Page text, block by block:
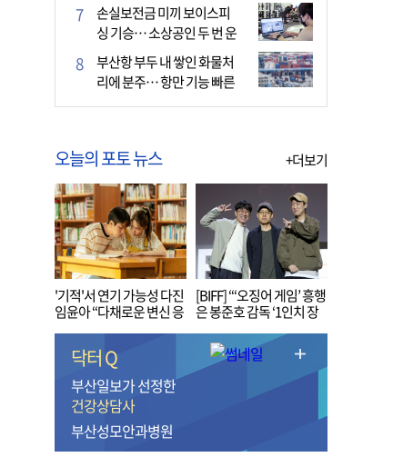
손실보전금 미끼 보이스피
싱 기승… 소상공인 두 번 운
다
부산항 부두 내 쌓인 화물처
리에 분주… 항만 기능 빠른
회복세
오늘의 포토 뉴스 +더보기
'기적'서 연기 가능성 다진
임윤아 “다채로운 변신 응
[BIFF] “‘오징어 게임’ 흥행
은 봉준호 감독 ‘1인치 장
닥터 Q
부산일보가 선정한
건강상담사
부산성모안과병원